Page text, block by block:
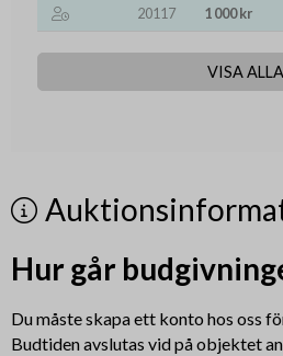
20117
1 000 kr
VISA ALLA
Hur går
Du måste skapa ett konto hos oss
Budtiden avslutas vid på objektet